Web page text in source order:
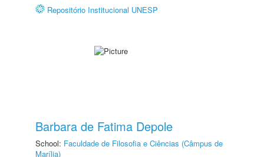
Repositório Institucional UNESP
Barbara de Fatima Depole
School: Faculdade de Filosofia e Ciências (Câmpus de
Marília)